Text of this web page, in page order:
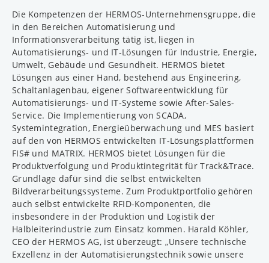
Die Kompetenzen der HERMOS-Unternehmensgruppe, die
in den Bereichen Automatisierung und
Informationsverarbeitung tätig ist, liegen in
Automatisierungs- und IT-Lösungen für Industrie, Energie,
Umwelt, Gebäude und Gesundheit. HERMOS bietet
Lösungen aus einer Hand, bestehend aus Engineering,
Schaltanlagenbau, eigener Softwareentwicklung für
Automatisierungs- und IT-Systeme sowie After-Sales-
Service. Die Implementierung von SCADA,
Systemintegration, Energieüberwachung und MES basiert
auf den von HERMOS entwickelten IT-Lösungsplattformen
FIS# und MATRIX. HERMOS bietet Lösungen für die
Produktverfolgung und Produktintegrität für Track&Trace.
Grundlage dafür sind die selbst entwickelten
Bildverarbeitungssysteme. Zum Produktportfolio gehören
auch selbst entwickelte RFID-Komponenten, die
insbesondere in der Produktion und Logistik der
Halbleiterindustrie zum Einsatz kommen. Harald Köhler,
CEO der HERMOS AG, ist überzeugt: „Unsere technische
Exzellenz in der Automatisierungstechnik sowie unsere